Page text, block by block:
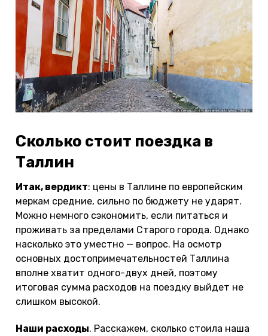
Сколько стоит поездка в
Таллин
Итак, вердикт: цены в Таллине по европейским
меркам средние, сильно по бюджету не ударят.
Можно немного сэкономить, если питаться и
проживать за пределами Старого города. Однако
насколько это уместно — вопрос. На осмотр
основных достопримечательностей Таллина
вполне хватит одного-двух дней, поэтому
итоговая сумма расходов на поездку выйдет не
слишком высокой.
Наши расходы. Расскажем, сколько стоила наша